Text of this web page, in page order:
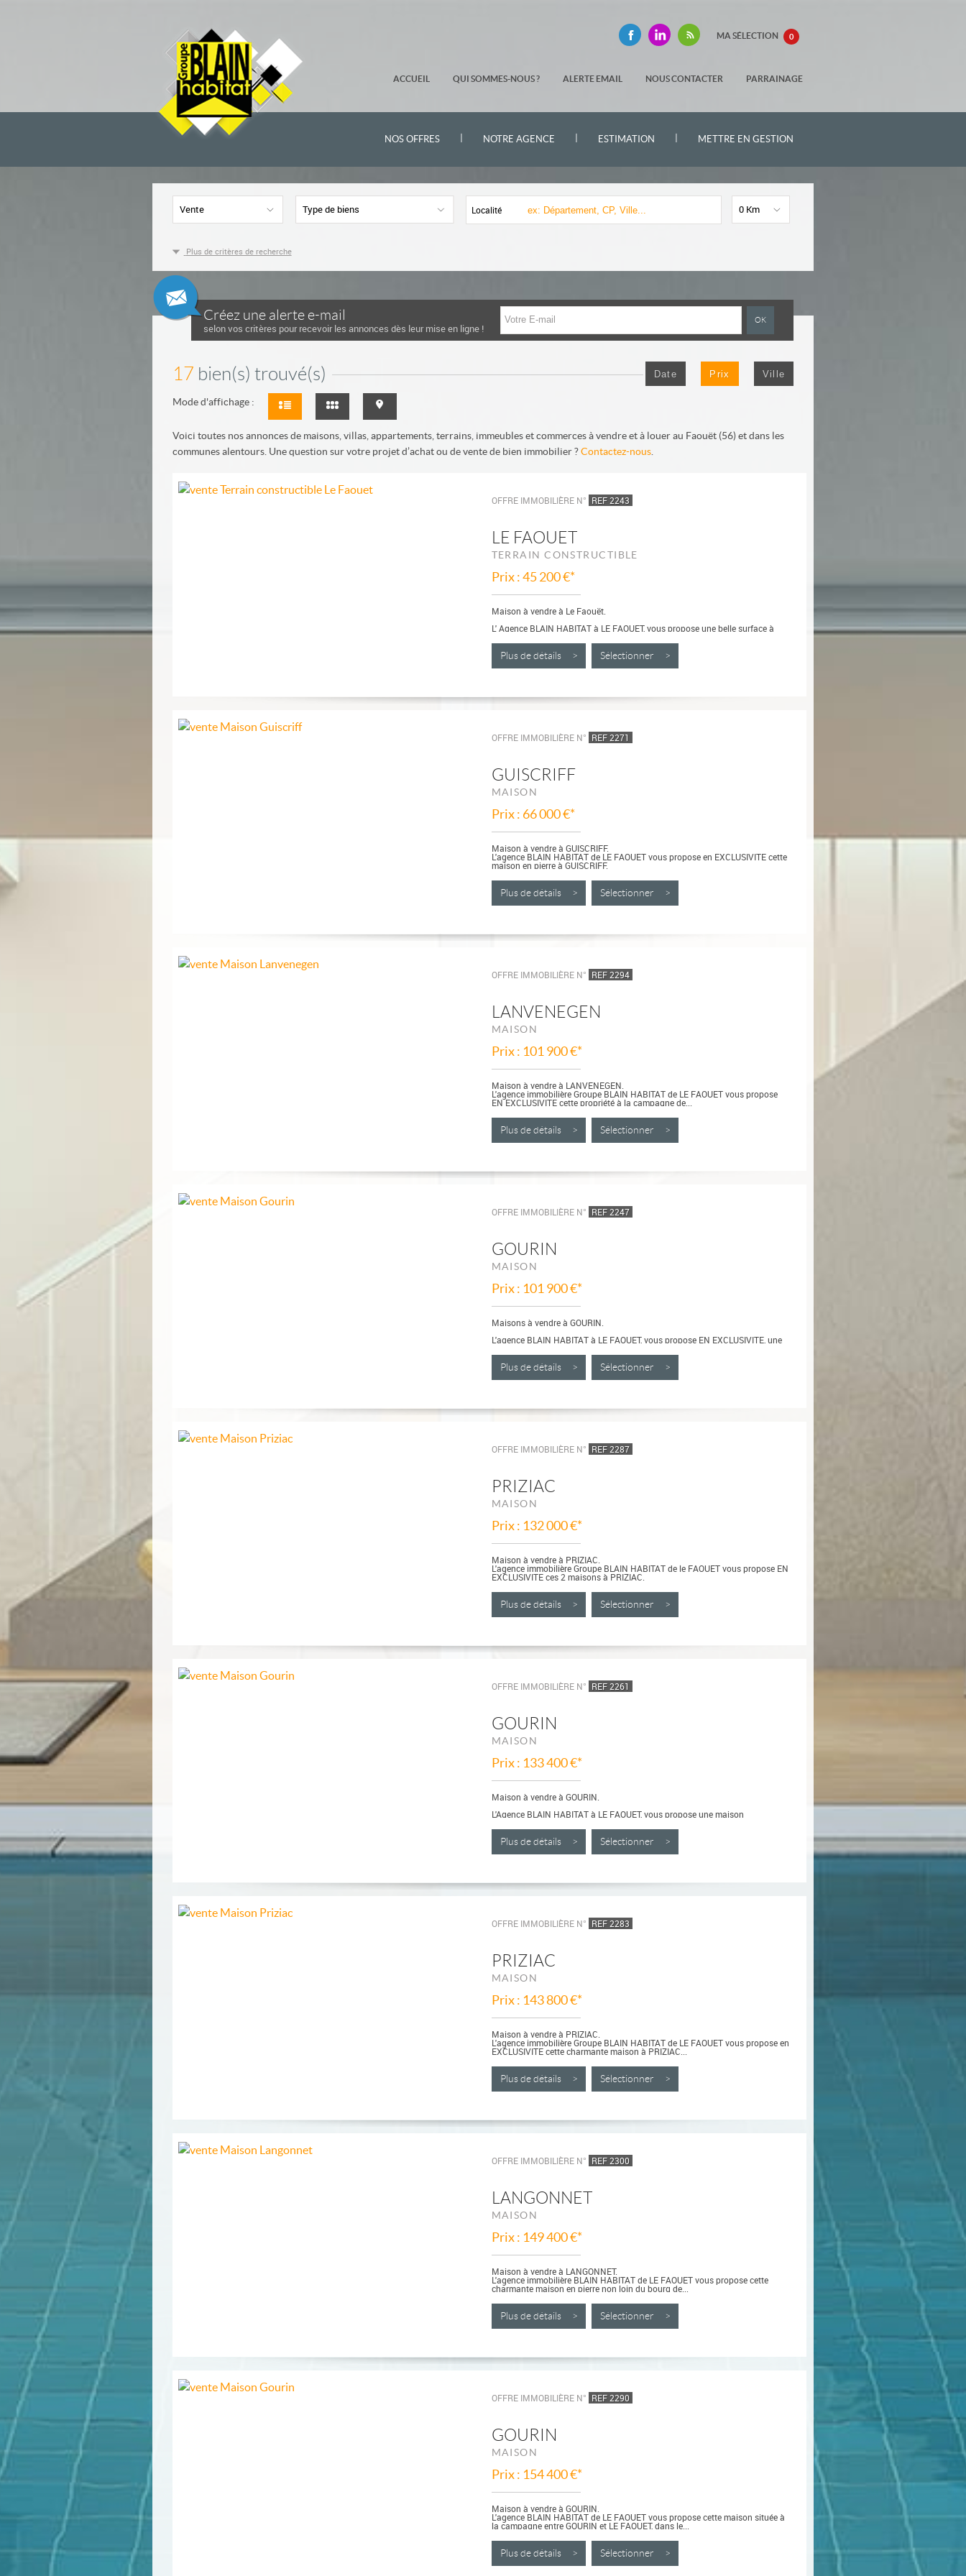
MA SÉLECTION 0
ACCUEIL QUI SOMMES-NOUS ? ALERTE EMAIL NOUS CONTACTER PARRAINAGE
NOS OFFRES NOTRE AGENCE ESTIMATION METTRE EN GESTION
Vente Type de biens Localité 0 Km
Plus de critères de recherche
Créez une alerte e-mail
selon vos critères pour recevoir les annonces dès leur mise en ligne !
17 bien(s) trouvé(s) Date Prix Ville
Mode d'affichage :
Voici toutes nos annonces de maisons, villas, appartements, terrains, immeubles et commerces à vendre et à louer au Faouët (56) et dans les
communes alentours. Une question sur votre projet d’achat ou de vente de bien immobilier ?Contactez-nous.
OFFRE IMMOBILIÈRE N° REF 2243
LE FAOUET
TERRAIN CONSTRUCTIBLE
Prix : 45 200 €*
Maison à vendre à Le Faouët.
L' Agence BLAIN HABITAT à LE FAOUET, vous propose une belle surface à
1200 M² CONSTRUCTIBLE, sans...
Plus de détails > Sélectionner >
OFFRE IMMOBILIÈRE N° REF 2271
GUISCRIFF
MAISON
Prix : 66 000 €*
Maison à vendre à GUISCRIFF.
L'agence BLAIN HABITAT de LE FAOUET vous propose en EXCLUSIVITE cette
maison en pierre à GUISCRIFF.
Plus de détails > Sélectionner >
OFFRE IMMOBILIÈRE N° REF 2294
LANVENEGEN
MAISON
Prix : 101 900 €*
Maison à vendre à LANVENEGEN.
L'agence immobilière Groupe BLAIN HABITAT de LE FAOUET vous propose
EN EXCLUSIVITE cette propriété à la campagne de...
Plus de détails > Sélectionner >
OFFRE IMMOBILIÈRE N° REF 2247
GOURIN
MAISON
Prix : 101 900 €*
Maisons à vendre à GOURIN.
L'agence BLAIN HABITAT à LE FAOUET, vous propose EN EXCLUSIVITE, une
Plus de détails > Sélectionner >
OFFRE IMMOBILIÈRE N° REF 2287
PRIZIAC
MAISON
Prix : 132 000 €*
Maison à vendre à PRIZIAC.
L'agence immobilière Groupe BLAIN HABITAT de le FAOUET vous propose EN
EXCLUSIVITE ces 2 maisons à PRIZIAC.
Plus de détails > Sélectionner >
OFFRE IMMOBILIÈRE N° REF 2261
GOURIN
MAISON
Prix : 133 400 €*
Maison à vendre à GOURIN.
L'Agence BLAIN HABITAT à LE FAOUET, vous propose une maison
Située dans quartier commerçant,...
Plus de détails > Sélectionner >
OFFRE IMMOBILIÈRE N° REF 2283
PRIZIAC
MAISON
Prix : 143 800 €*
Maison à vendre à PRIZIAC.
L'agence immobilière Groupe BLAIN HABITAT de LE FAOUET vous propose en
EXCLUSIVITE cette charmante maison à PRIZIAC...
Plus de détails > Sélectionner >
OFFRE IMMOBILIÈRE N° REF 2300
LANGONNET
MAISON
Prix : 149 400 €*
Maison à vendre à LANGONNET.
L'agence immobilière BLAIN HABITAT de LE FAOUET vous propose cette
charmante maison en pierre non loin du bourg de...
Plus de détails > Sélectionner >
OFFRE IMMOBILIÈRE N° REF 2290
GOURIN
MAISON
Prix : 154 400 €*
Maison à vendre à GOURIN.
L'agence BLAIN HABITAT de LE FAOUET vous propose cette maison située à
la campagne entre GOURIN et LE FAOUET, dans le...
Plus de détails > Sélectionner >